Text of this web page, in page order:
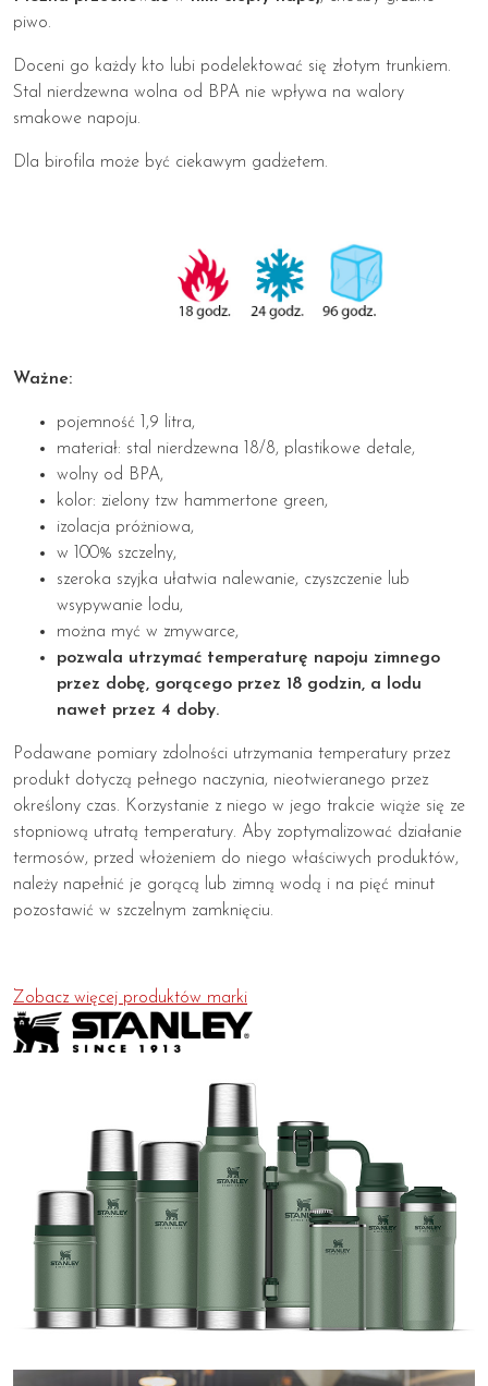
piwo.
Doceni go każdy kto lubi podelektować się złotym trunkiem.
Stal nierdzewna wolna od BPA nie wpływa na walory
smakowe napoju.
Dla birofila może być ciekawym gadżetem.
Ważne:
pojemność 1,9 litra,
materiał: stal nierdzewna 18/8, plastikowe detale,
wolny od BPA,
kolor: zielony tzw hammertone green,
izolacja próżniowa,
w 100% szczelny,
szeroka szyjka ułatwia nalewanie, czyszczenie lub
wsypywanie lodu,
można myć w zmywarce,
pozwala utrzymać temperaturę napoju zimnego
przez dobę, gorącego przez 18 godzin, a lodu
nawet przez 4 doby.
Podawane pomiary zdolności utrzymania temperatury przez
produkt dotyczą pełnego naczynia, nieotwieranego przez
określony czas. Korzystanie z niego w jego trakcie wiąże się ze
stopniową utratą temperatury. Aby zoptymalizować działanie
termosów, przed włożeniem do niego właściwych produktów,
należy napełnić je gorącą lub zimną wodą i na pięć minut
pozostawić w szczelnym zamknięciu.
Zobacz więcej produktów marki